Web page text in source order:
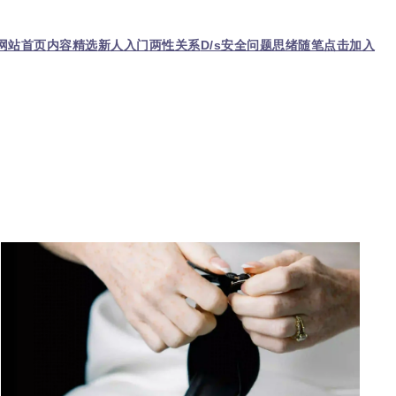
站首页内容精选新人入门两性关系D/s安全问题思绪随笔点击加入